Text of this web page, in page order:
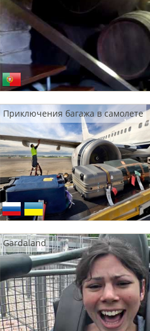
Приключения багажа в самолете
Gardaland